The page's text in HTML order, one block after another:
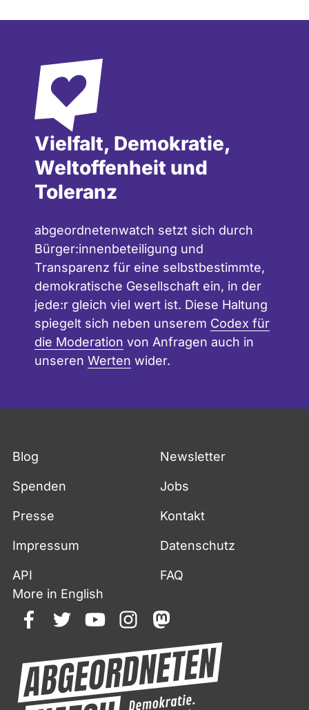
Vielfalt, Demokratie,
Weltoffenheit und
Toleranz
abgeordnetenwatch setzt sich durch
Bürger:innenbeteiligung und
Transparenz für eine selbstbestimmte,
demokratische Gesellschaft ein, in der
jede:r gleich viel wert ist. Diese Haltung
spiegelt sich neben unserem Codex für
die Moderation von Anfragen auch in
unseren Werten wider.
Blog Newsletter
Spenden Jobs
Presse Kontakt
Impressum Datenschutz
API
FAQ
More in English
facebooktwitteryoutubeinstagrammastodon